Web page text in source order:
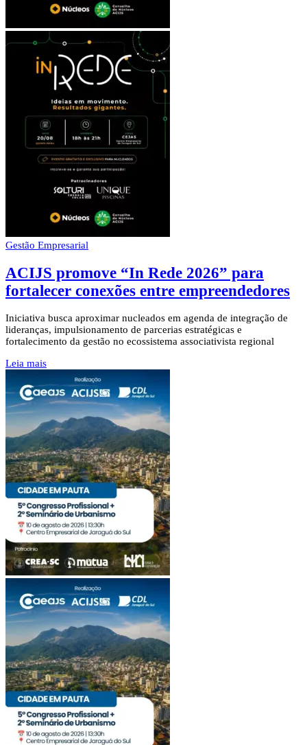
Gestão Empresarial
ACIJS promove “In Rede 2026” para
fortalecer conexões entre empreendedores
Iniciativa busca aproximar nucleados em agenda de integração de
lideranças, impulsionamento de parcerias estratégicas e
fortalecimento da gestão no ecossistema associativista regional
Leia mais